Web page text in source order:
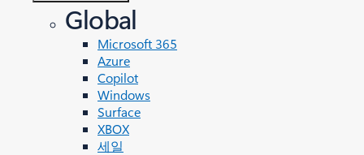
Global
Microsoft 365
Azure
Copilot
Windows
Surface
XBOX
세일